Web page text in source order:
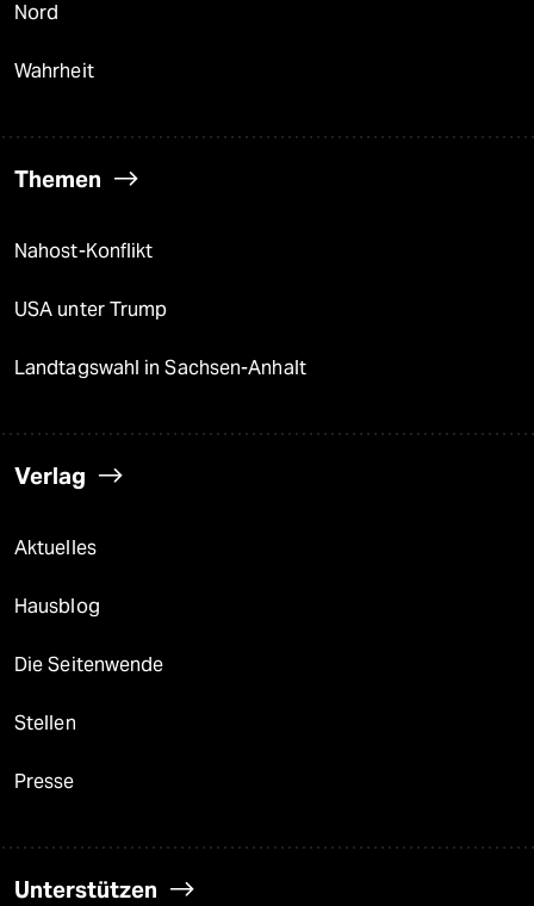
Nord
Wahrheit
Themen
Nahost-Konflikt
USA unter Trump
Landtagswahl in Sachsen-Anhalt
Verlag
Aktuelles
Hausblog
Die Seitenwende
Stellen
Presse
Unterstützen